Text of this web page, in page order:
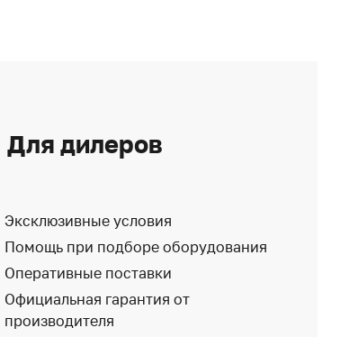
Для дилеров
Эксклюзивные условия
Помощь при подборе оборудования
Оперативные поставки
Официальная гарантия от
производителя